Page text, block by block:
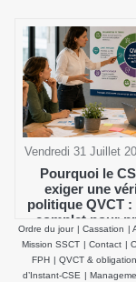
Vendredi 31 Juillet
Pourquoi le
exiger une
politique QVCT :
complet pour
durablement
physique et
salariés
Ordre du jour | Cassation |
Mission SSCT | Contact |
FPH | QVCT &
d’Instant-CSE |